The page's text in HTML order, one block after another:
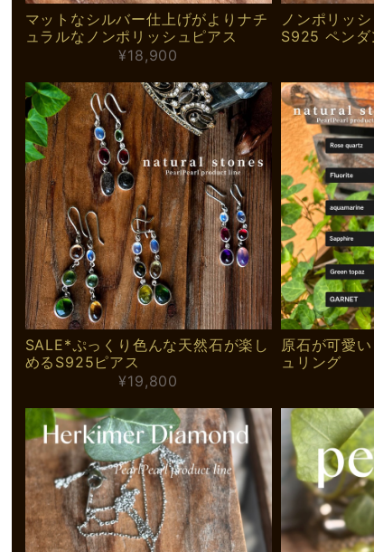
マットなシルバー仕上げがよりナチ
ュラルなノンポリッシュピアス
¥18,900
ノンポリッ
S925 ペンダ
SALE*ぷっくり色んな天然石が楽し
めるS925ピアス
¥19,800
原石が可愛
ュリング